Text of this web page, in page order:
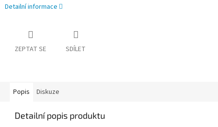
Detailní informace
ZEPTAT SE SDÍLET
Popis Diskuze
Detailní popis produktu